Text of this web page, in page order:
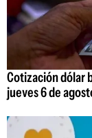
Cotización dólar
jueves 6 de